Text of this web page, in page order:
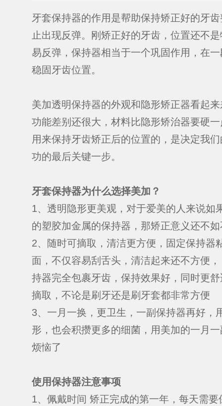
牙套保持器的作用是帮助保持矫正好的牙
止出现反弹。刚矫正好的牙齿，位置还不
易反弹，保持器相当于一个巩固作用，在
稳固牙齿位置。
美加透明保持器的外观和隐形矫正器看起
功能差别还很大，材料比隐形矫治器要硬
用来保持牙齿矫正后的位置的，是决定我
功的最后关键一步。
牙套保持器为什么选择美加？
1、透明隐形更美观，对于爱美的人来说如
的塑胶加金属的保持器，那矫正意义还不
2、随时可摘取，清洁更方便，固定保持器
面，不仅容易刮舌头，清洁起来还不方便
持器完全包裹牙齿，保持效果好，同时更
摘取，不论是刷牙还是刷牙套都非常方便
3、一月一换，更卫生，一副保持器再好，
形，也会积攒更多的细菌，用美加的一月
烦恼了
使用保持器注意事项
1、佩戴时间 矫正完成的第一年，每天需要